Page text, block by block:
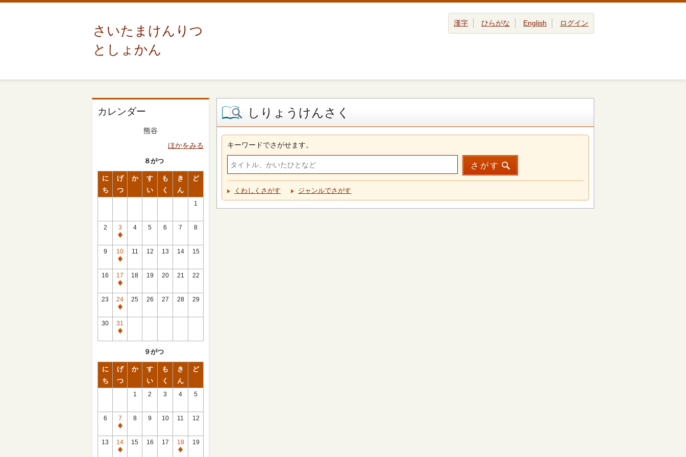
さいたまけんりつ
としょかん
漢字 ひらがな English ログイン
カレンダー
熊谷
ほかをみる
８がつ
に
ち
げ
つ
か
す
い
も
く
き
ん
ど
1
2
3
休
館
日
4 5 6 7 8
9
10
休
館
日
11 12 13 14 15
16
17
休
館
日
18 19 20 21 22
23
24
休
館
日
25 26 27 28 29
30
31
休
９がつ
に
ち
げ
つ
か
す
い
も
く
き
ん
ど
1 2 3 4 5
6
7
休
館
日
8 9 10 11 12
13
14
休
15 16 17
18
休
19
しりょうけんさく
キーワードでさがせます。
さがす
くわしくさがす ジャンルでさがす